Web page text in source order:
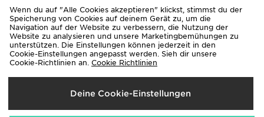
MONTIREX Endurance Cap
37,00€
Under Armour Storm ColdGear
Sturmhaube Unisex
Wenn du auf "Alle Cookies akzeptieren" klickst, stimmst du der
Speicherung von Cookies auf deinem Gerät zu, um die
Navigation auf der Website zu verbessern, die Nutzung der
Website zu analysieren und unsere Marketingbemühungen zu
unterstützen. Die Einstellungen können jederzeit in den
Cookie-Einstellungen angepasst werden. Sieh dir unsere
Cookie-Richtlinien an. Cookie Richtlinien
Deine Cookie-Einstellungen